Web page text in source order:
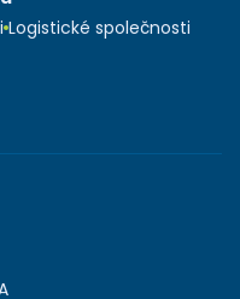
Logistické společnosti